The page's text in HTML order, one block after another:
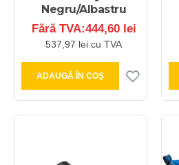
Negru/Albastru
Fără TVA:444,60 lei
537,97 lei cu TVA
ADAUGĂ ÎN COŞ